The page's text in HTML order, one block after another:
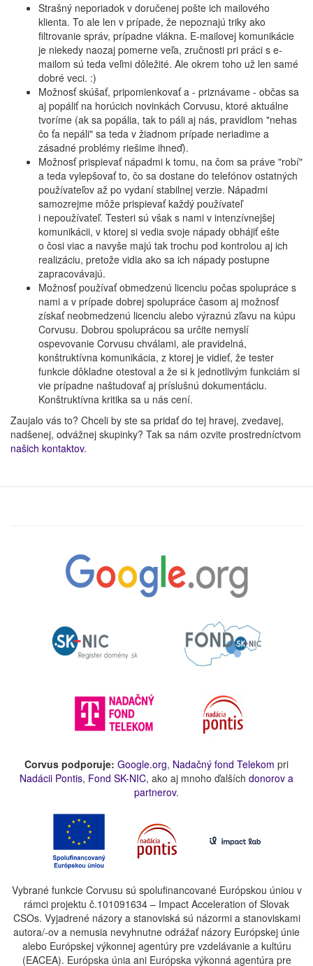
Strašný neporiadok v doručenej pošte ich mailového
klienta. To ale len v prípade, že nepoznajú triky ako
filtrovanie správ, prípadne vlákna. E-mailovej komunikácie
je niekedy naozaj pomerne veľa, zručnosti pri práci s e-
mailom sú teda veľmi dôležité. Ale okrem toho už len samé
dobré veci. :)
Možnosť skúšať, pripomienkovať a - priznávame - občas sa
aj popáliť na horúcich novinkách Corvusu, ktoré aktuálne
tvoríme (ak sa popália, tak to páli aj nás, pravidlom "nehas
čo ťa nepáli" sa teda v žiadnom prípade neriadime a
zásadné problémy riešime ihneď).
Možnosť prispievať nápadmi k tomu, na čom sa práve "robí"
a teda vylepšovať to, čo sa dostane do telefónov ostatných
používateľov až po vydaní stabilnej verzie. Nápadmi
samozrejme môže prispievať každý používateľ
i nepoužívateľ. Testeri sú však s nami v intenzívnejšej
komunikácii, v ktorej si vedia svoje nápady obhájiť ešte
o čosi viac a navyše majú tak trochu pod kontrolou aj ich
realizáciu, pretože vidia ako sa ich nápady postupne
zapracovávajú.
Možnosť používať obmedzenú licenciu počas spolupráce s
nami a v prípade dobrej spolupráce časom aj možnosť
získať neobmedzenú licenciu alebo výraznú zľavu na kúpu
Corvusu. Dobrou spoluprácou sa určite nemyslí
ospevovanie Corvusu chválami, ale pravidelná,
konštruktívna komunikácia, z ktorej je vidieť, že tester
funkcie dôkladne otestoval a že si k jednotlivým funkciám si
vie prípadne naštudovať aj príslušnú dokumentáciu.
Konštruktívna kritika sa u nás cení.
Zaujalo vás to? Chceli by ste sa pridať do tej hravej, zvedavej,
nadšenej, odvážnej skupinky? Tak sa nám ozvite prostredníctvom
našich kontaktov.
Corvus podporuje: Google.org, Nadačný fond Telekom pri
Nadácii Pontis, Fond SK-NIC, ako aj mnoho ďalších donorov a
partnerov.
Vybrané funkcie Corvusu sú spolufinancované Európskou úniou v
rámci projektu č.101091634 – Impact Acceleration of Slovak
CSOs. Vyjadrené názory a stanoviská sú názormi a stanoviskami
autora/-ov a nemusia nevyhnutne odrážať názory Európskej únie
alebo Európskej výkonnej agentúry pre vzdelávanie a kultúru
(EACEA). Európska únia ani Európska výkonná agentúra pre